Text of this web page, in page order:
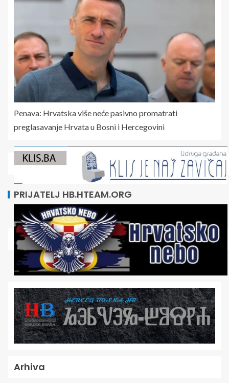
Penava: Hrvatska više neće pasivno promatrati
preglasavanje Hrvata u Bosni i Hercegovini
PRIJATELJ HB.HTEAM.ORG
Arhiva